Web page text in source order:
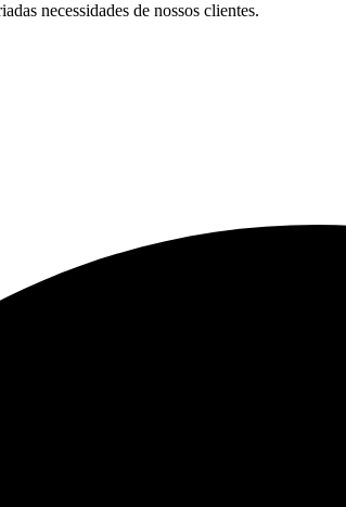
necessidades de nossos clientes.